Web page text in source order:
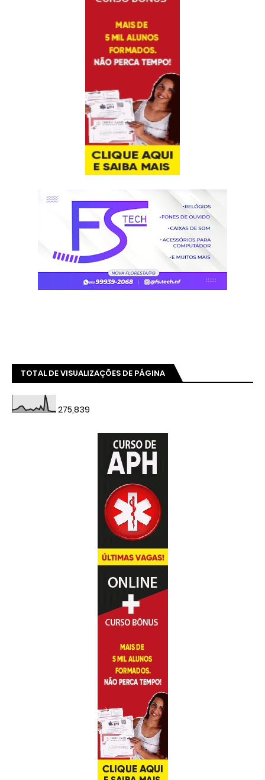
TOTAL DE VISUALIZAÇÕES DE PÁGINA
275,839